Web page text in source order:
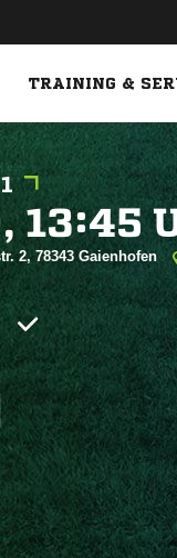
TRAINING &
 
2, 78343 Gaienhofen